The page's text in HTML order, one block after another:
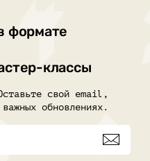
формате
классы
свой email,
обновлениях.